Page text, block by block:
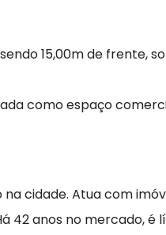
15,00m de frente,
como espaço
cidade. Atua com
42 anos no mercado, é